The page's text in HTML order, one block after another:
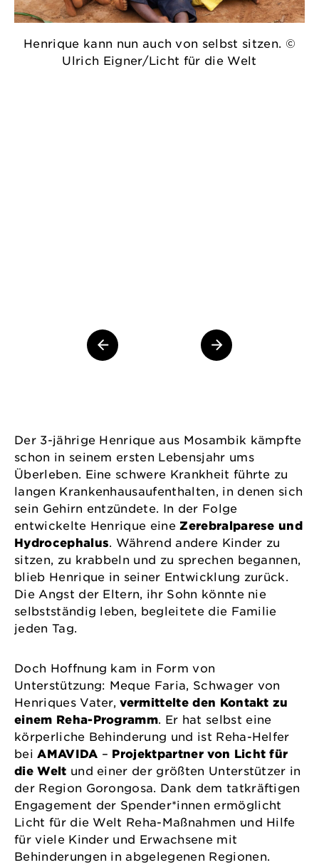
Henrique kann nun auch von selbst sitzen. ©
Ulrich Eigner/Licht für die Welt
Der 3-jährige Henrique aus Mosambik kämpfte
schon in seinem ersten Lebensjahr ums
Überleben. Eine schwere Krankheit führte zu
langen Krankenhausaufenthalten, in denen sich
sein Gehirn entzündete. In der Folge
entwickelte Henrique eineZerebralparese und
Hydrocephalus. Während andere Kinder zu
sitzen, zu krabbeln und zu sprechen begannen,
blieb Henrique in seiner Entwicklung zurück.
Die Angst der Eltern, ihr Sohn könnte nie
selbstständig leben, begleitete die Familie
jeden Tag.
Doch Hoffnung kam in Form von
Unterstützung: Meque Faria, Schwager von
Henriques Vater,vermittelte den Kontakt zu
einem Reha-Programm. Er hat selbst eine
körperliche Behinderung und ist Reha-Helfer
beiAMAVIDA – Projektpartner von Licht für
die Welt und einer der größten Unterstützer in
der Region Gorongosa. Dank dem tatkräftigen
Engagement der Spender*innen ermöglicht
Licht für die Welt Reha-Maßnahmen und Hilfe
für viele Kinder und Erwachsene mit
Behinderungen in abgelegenen Regionen.